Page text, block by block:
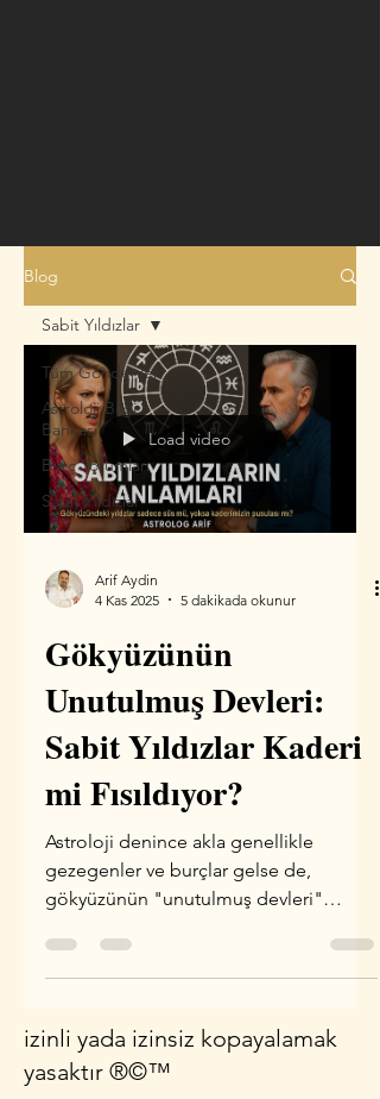
Blog
Tüm Gönderiler
Astroloji Bilgi
Bankası
Burç Yorumları
Sabit Yıldızlar
Sabit Yıldızlar
Load video
Arif Aydin
4 Kas 2025
5 dakikada okunur
Gökyüzünün
Unutulmuş Devleri:
Sabit Yıldızlar Kaderi
mi Fısıldıyor?
Astroloji denince akla genellikle
gezegenler ve burçlar gelse de,
gökyüzünün "unutulmuş devleri"
yıldızlar, binlerce yıldır insanlığın
dikkatini çekiyor. Peki, bu gezegenler
hayatlarımız üzerinde sembolik ama
derin etkileri olabilir mi? Yoksa
izinli yada izinsiz kopayalamak
yasaktır ®©™